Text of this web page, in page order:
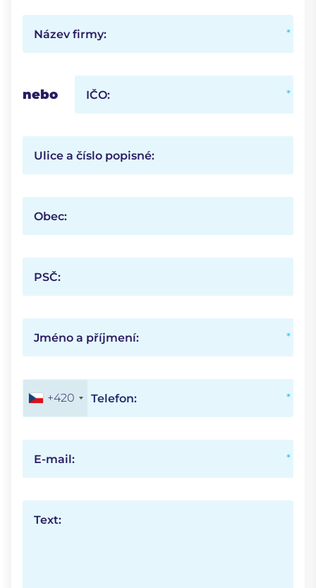
Název firmy:
nebo IČO:
Ulice a číslo popisné:
Obec:
PSČ:
Jméno a příjmení:
Telefon:
+420
E-mail:
Text: